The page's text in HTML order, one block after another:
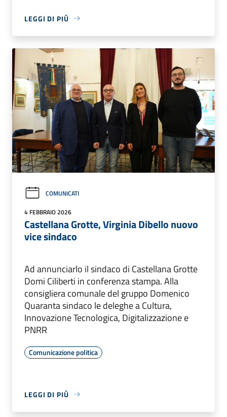
LEGGI DI PIÙ
COMUNICATI
4 FEBBRAIO 2026
Castellana Grotte, Virginia Dibello nuovo
vice sindaco
Ad annunciarlo il sindaco di Castellana Grotte
Domi Ciliberti in conferenza stampa. Alla
consigliera comunale del gruppo Domenico
Quaranta sindaco le deleghe a Cultura,
Innovazione Tecnologica, Digitalizzazione e
PNRR
Comunicazione politica
LEGGI DI PIÙ